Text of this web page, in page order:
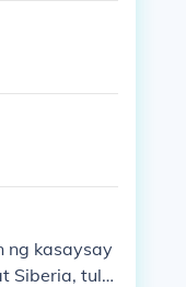
ng kasaysay
Siberia, tula